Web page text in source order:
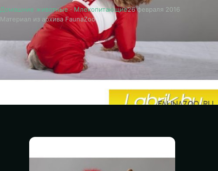
Домашние животные·Млекопитающие26 февраля 2016
Материал из архива FaunaZoo